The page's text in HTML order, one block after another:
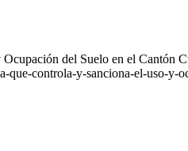
del Suelo en el Cantón
que-controla-y-sanciona-el-uso-y-